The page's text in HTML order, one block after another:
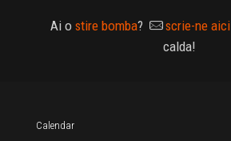
Ai o stire bomba? scrie-ne aici
calda!
Calendar